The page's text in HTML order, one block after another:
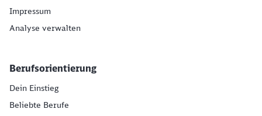
Impressum
Analyse verwalten
Berufsorientierung
Dein Einstieg
Beliebte Berufe